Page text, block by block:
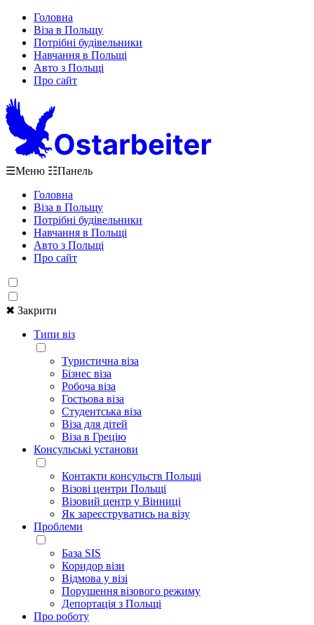
Головна
Віза в Польщу
Потрібні будівельники
Навчання в Польщі
Авто з Польщі
Про сайт
☰Меню ☷Панель
Головна
Віза в Польщу
Потрібні будівельники
Навчання в Польщі
Авто з Польщі
Про сайт
✖ Закрити
Типи віз
Туристична віза
Бізнес віза
Робоча віза
Гостьова віза
Студентська віза
Віза для дітей
Віза в Грецію
Консульські установи
Контакти консульств Польщі
Візові центри Польщі
Візовий центр у Вінниці
Як зареєструватись на візу
Проблеми
База SIS
Коридор візи
Відмова у візі
Порушення візового режиму
Депортація з Польщі
Про роботу